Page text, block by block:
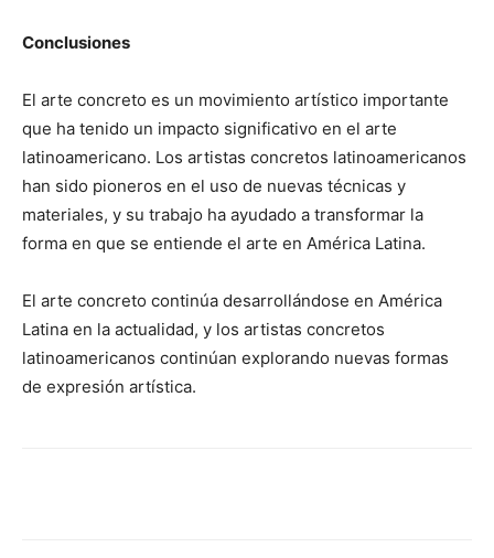
Conclusiones
El arte concreto es un movimiento artístico importante
que ha tenido un impacto significativo en el arte
latinoamericano. Los artistas concretos latinoamericanos
han sido pioneros en el uso de nuevas técnicas y
materiales, y su trabajo ha ayudado a transformar la
forma en que se entiende el arte en América Latina.
El arte concreto continúa desarrollándose en América
Latina en la actualidad, y los artistas concretos
latinoamericanos continúan explorando nuevas formas
de expresión artística.